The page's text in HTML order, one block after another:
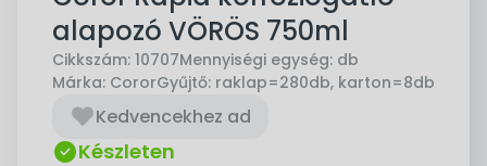
alapozó VÖRÖS 750ml
Cikkszám: 10707Mennyiségi egység: db
Márka: CororGyűjtő: raklap=280db, karton=8db
Kedvencekhez ad
Készleten